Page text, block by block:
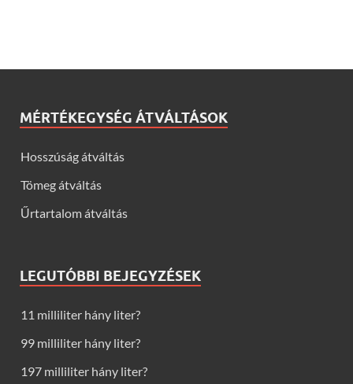
MÉRTÉKEGYSÉG ÁTVÁLTÁSOK
Hosszúság átváltás
Tömeg átváltás
Űrtartalom átváltás
LEGUTÓBBI BEJEGYZÉSEK
11 milliliter hány liter?
99 milliliter hány liter?
197 milliliter hány liter?